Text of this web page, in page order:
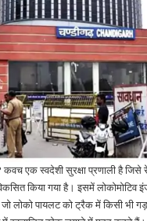
कवच एक स्वदेशी सुरक्षा प्रणाली है
किया गया है। इसमें
लोको पायलट को ट्रैक में किसी भी